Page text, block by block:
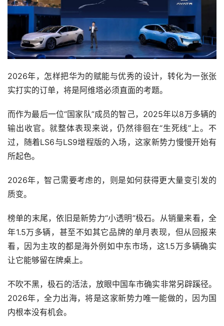
2026年，怎样把华为的赋能与优秀的设计，转化为一张张
实打实的订单，将是阿维塔必须直面的考题。
而作为最后一位“国家队”成员的智己，2025年以8万多辆的
输出收官。就整体表现来说，仍然徘徊在“生死线”上。不
过，随着LS6与LS9增程版的入场，这家新势力慢慢开始有
所起色。
2026年，智己需要考虑的，则是如何获得更大量变引发的
质变。
榜单的末尾，依旧是新势力“小透明”极石。从销量来看，全
年1.5万多辆，甚至不如其它品牌的单月表现，但从回报来
看，因为主攻的都是海外例如中东市场，这1.5万多辆确实
让它能够留在牌桌上。
不吹不黑，极石的活法，放眼中国车市确实非常另辟蹊径。
2026年，全力出海，将是这家新势力唯一能做的，因为国
内根本没有机会。